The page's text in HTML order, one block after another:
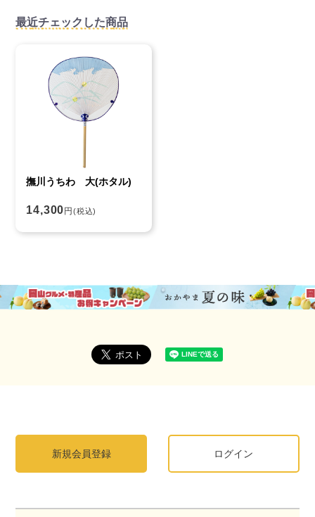
最近チェックした商品
撫川うちわ 大(ホタル)
14,300 円(税込)
新規会員登録 ログイン